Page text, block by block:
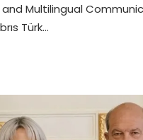
Multilingual
Türk…